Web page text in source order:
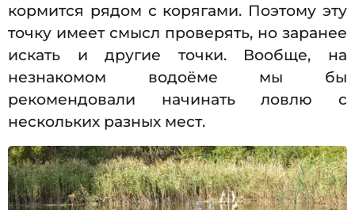
кормится рядом с корягами. Поэтому эту
точку имеет смысл проверять, но заранее
искать и другие точки. Вообще, на
незнакомом водоёме мы бы
рекомендовали начинать ловлю с
нескольких разных мест.